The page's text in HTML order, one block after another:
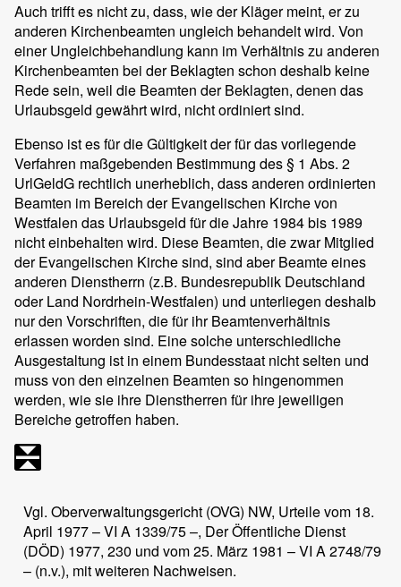
Auch trifft es nicht zu, dass, wie der Kläger meint, er zu
anderen Kirchenbeamten ungleich behandelt wird. Von
einer Ungleichbehandlung kann im Verhältnis zu anderen
Kirchenbeamten bei der Beklagten schon deshalb keine
Rede sein, weil die Beamten der Beklagten, denen das
Urlaubsgeld gewährt wird, nicht ordiniert sind.
Ebenso ist es für die Gültigkeit der für das vorliegende
Verfahren maßgebenden Bestimmung des § 1 Abs. 2
UrlGeldG rechtlich unerheblich, dass anderen ordinierten
Beamten im Bereich der Evangelischen Kirche von
Westfalen das Urlaubsgeld für die Jahre 1984 bis 1989
nicht einbehalten wird. Diese Beamten, die zwar Mitglied
der Evangelischen Kirche sind, sind aber Beamte eines
anderen Dienstherrn (z.B. Bundesrepublik Deutschland
oder Land Nordrhein-Westfalen) und unterliegen deshalb
nur den Vorschriften, die für ihr Beamtenverhältnis
erlassen worden sind. Eine solche unterschiedliche
Ausgestaltung ist in einem Bundesstaat nicht selten und
muss von den einzelnen Beamten so hingenommen
werden, wie sie ihre Dienstherren für ihre jeweiligen
Bereiche getroffen haben.
Vgl. Oberverwaltungsgericht (OVG) NW, Urteile vom 18.
April 1977 – VI A 1339/75 –, Der Öffentliche Dienst
(DÖD) 1977, 230 und vom 25. März 1981 – VI A 2748/79
– (n.v.), mit weiteren Nachweisen.